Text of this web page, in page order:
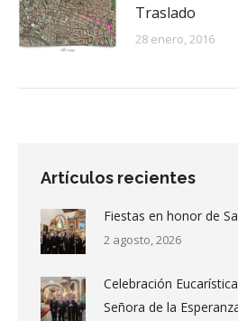
Traslado
28 enero, 2016
Artículos recientes
Fiestas en honor de
2 agosto, 2026
Celebración
Señora de la